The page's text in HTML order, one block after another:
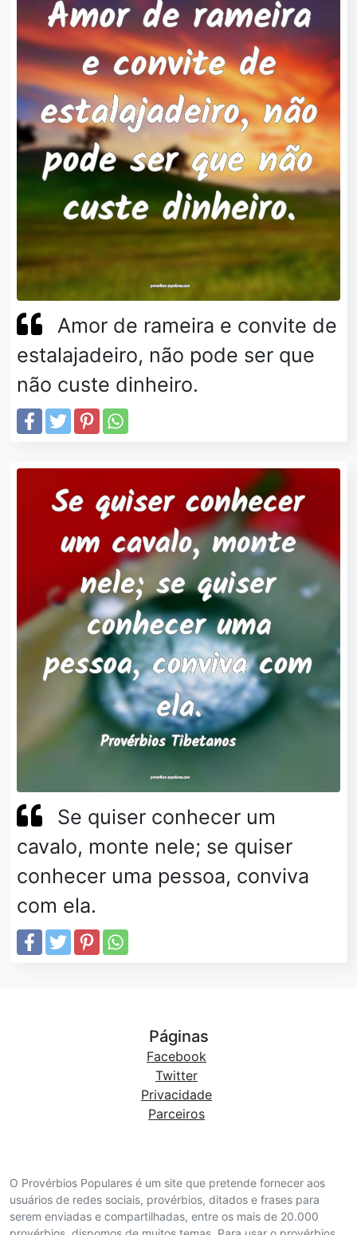
Amor de rameira e convite de
estalajadeiro, não pode ser que
não custe dinheiro.
Se quiser conhecer um
cavalo, monte nele; se quiser
conhecer uma pessoa, conviva
com ela.
O Provérbios Populares é um site que pretende fornecer aos
usuários de redes sociais, provérbios, ditados e frases para
serem enviadas e compartilhadas, entre os mais de 20.000
Páginas
Facebook
Twitter
Privacidade
Parceiros